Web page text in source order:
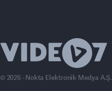
© 2026 - Nokta Elektronik Medya A.Ş.